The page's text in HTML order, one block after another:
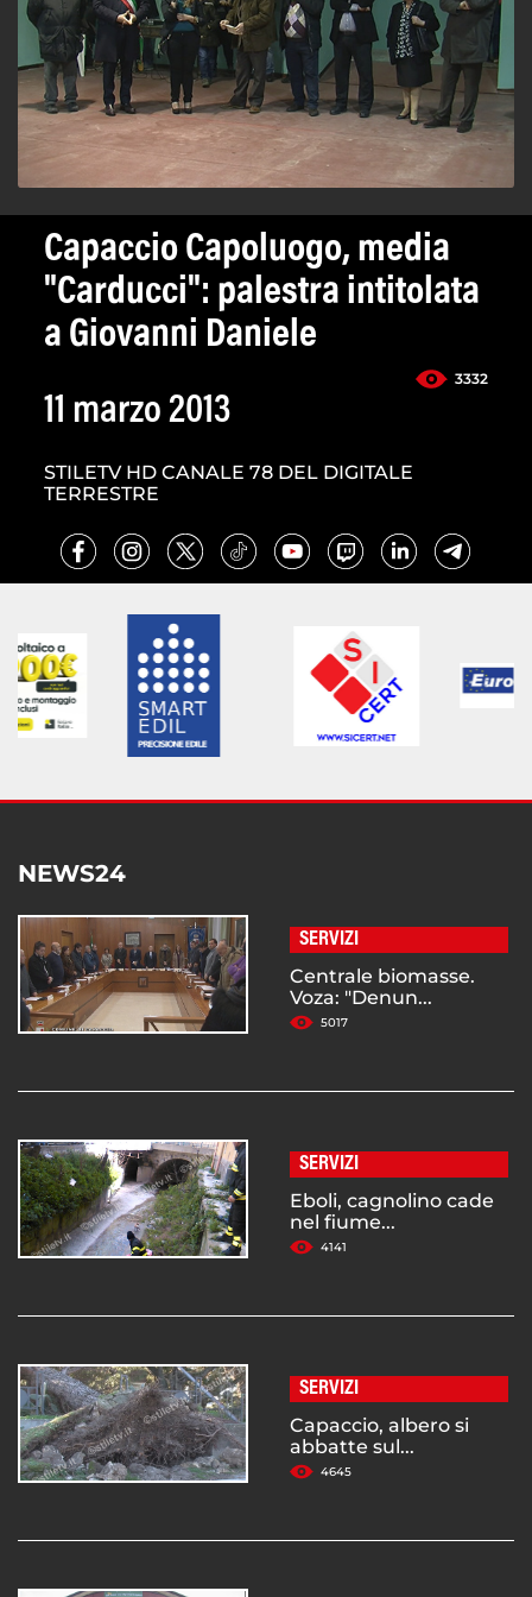
Capaccio Capoluogo, media
"Carducci": palestra intitolata
a Giovanni Daniele
3332
11 marzo 2013
STILETV HD CANALE 78 DEL DIGITALE
TERRESTRE
NEWS24
SERVIZI
Centrale biomasse.
Voza: "Denun...
5017
SERVIZI
Eboli, cagnolino cade
nel fiume...
4141
SERVIZI
Capaccio, albero si
abbatte sul...
4645